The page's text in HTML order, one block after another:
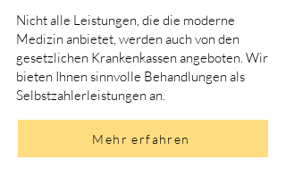
Nicht alle Leistungen, die die moderne
Medizin anbietet, werden auch von den
gesetzlichen Krankenkassen angeboten. Wir
bieten Ihnen sinnvolle Behandlungen als
Selbstzahlerleistungen an.
Mehr erfahren